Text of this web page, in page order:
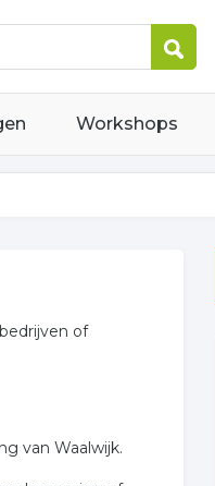
Workshops
of
van Waalwijk.